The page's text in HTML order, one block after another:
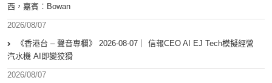
西，嘉賓︰Bowan
2026/08/07
《香港台 – 聲音專欄》 2026-08-07｜ 信報CEO AI EJ Tech模擬經營
汽水機 AI即變狡猾
2026/08/07